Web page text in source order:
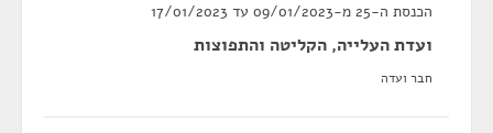
הכנסת ה-25 מ-09/01/2023 עד 17/01/2023
ועדת העלייה, הקליטה והתפוצות
חבר ועדה